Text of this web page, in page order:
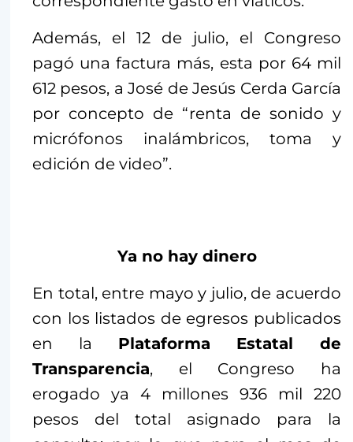
Además, el 12 de julio, el Congreso
pagó una factura más, esta por 64 mil
612 pesos, a José de Jesús Cerda García
por concepto de “renta de sonido y
micrófonos inalámbricos, toma y
edición de video”.
Ya no hay dinero
En total, entre mayo y julio, de acuerdo
con los listados de egresos publicados
en la Plataforma Estatal de
Transparencia, el Congreso ha
erogado ya 4 millones 936 mil 220
pesos del total asignado para la